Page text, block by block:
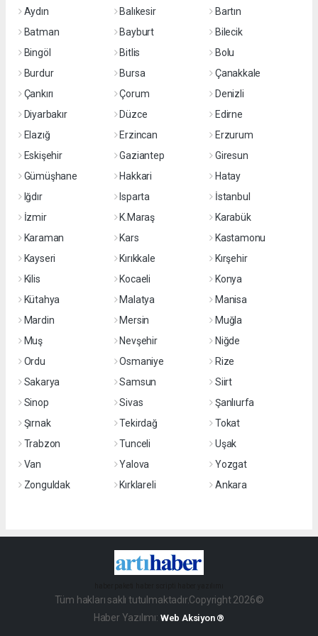
Aydın
Balıkesir
Bartın
Batman
Bayburt
Bilecik
Bingöl
Bitlis
Bolu
Burdur
Bursa
Çanakkale
Çankırı
Çorum
Denizli
Diyarbakır
Düzce
Edirne
Elazığ
Erzincan
Erzurum
Eskişehir
Gaziantep
Giresun
Gümüşhane
Hakkari
Hatay
Iğdır
Isparta
İstanbul
İzmir
K.Maraş
Karabük
Karaman
Kars
Kastamonu
Kayseri
Kırıkkale
Kırşehir
Kilis
Kocaeli
Konya
Kütahya
Malatya
Manisa
Mardin
Mersin
Muğla
Muş
Nevşehir
Niğde
Ordu
Osmaniye
Rize
Sakarya
Samsun
Siirt
Sinop
Sivas
Şanlıurfa
Şırnak
Tekirdağ
Tokat
Trabzon
Tunceli
Uşak
Van
Yalova
Yozgat
Zonguldak
Kırklareli Ankara
Tüm hakları saklı tutulmaktadır.Copyright 2026©
Haber Yazılımı: Web Aksiyon ®